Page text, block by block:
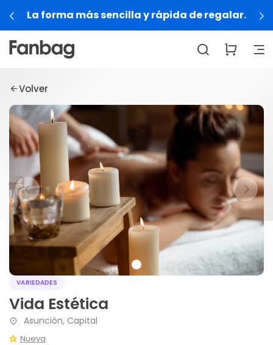
La forma más sencilla y rápida de regalar.
Volver
VARIEDADES
Vida Estética
Asunción, Capital
Nueva